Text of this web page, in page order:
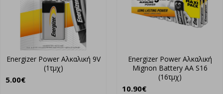
Energizer Power Αλκαλική 9V
(1τμχ)
5.00€
Energizer Power Αλκαλική
Mignon Battery AA S16
(16τμχ)
10.90€